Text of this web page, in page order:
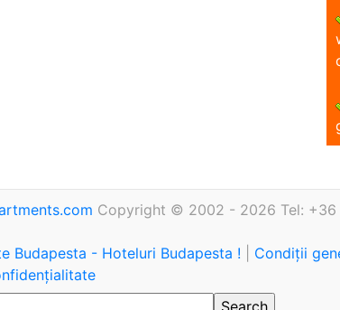
Copyright © 2002 - 2026 Tel: +36
Budapesta - Hoteluri Budapesta !
Condiții